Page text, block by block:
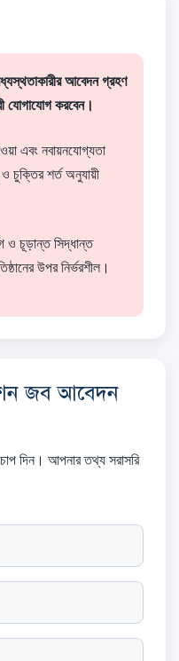
আবেদন গ্রহণ
যোগাযোগ করবেন।
এবং নবায়নযোগ্যতা
চুক্তির শর্ত অনুযায়ী
ও চূড়ান্ত সিদ্ধান্ত
উপর নির্ভরশীল।
জব আবেদন
দিন। আপনার তথ্য সরাসরি